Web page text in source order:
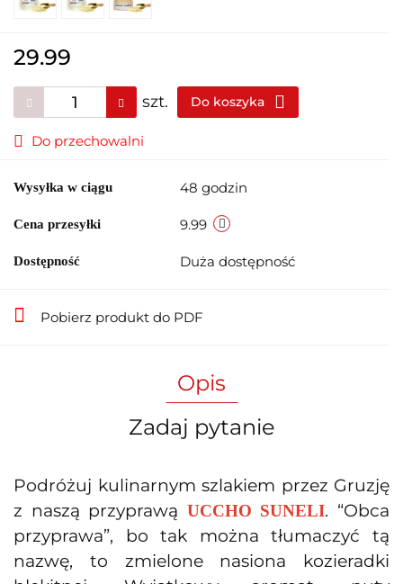
29.99
szt. Do koszyka
Do przechowalni
Wysyłka w ciągu 48 godzin
Cena przesyłki 9.99
Dostępność Duża dostępność
Pobierz produkt do PDF
Opis
Zadaj pytanie
Podróżuj kulinarnym szlakiem przez Gruzję
z naszą przyprawą UCCHO SUNELI. “Obca
przyprawa”, bo tak można tłumaczyć tą
nazwę, to zmielone nasiona kozieradki